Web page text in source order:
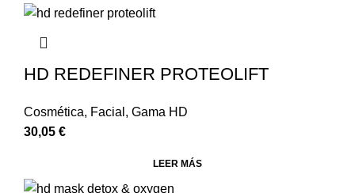
HD REDEFINER PROTEOLIFT
Cosmética, Facial , Gama HD
30,05 €
LEER MÁS